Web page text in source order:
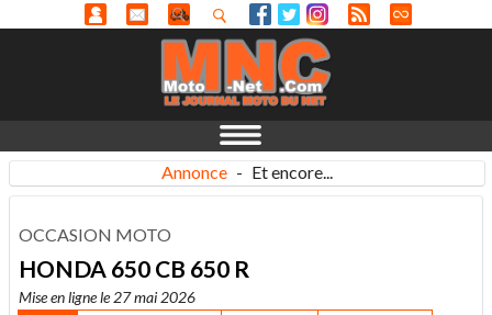
Annonce - Et encore...
OCCASION MOTO
HONDA 650 CB 650 R
Mise en ligne le 27 mai 2026